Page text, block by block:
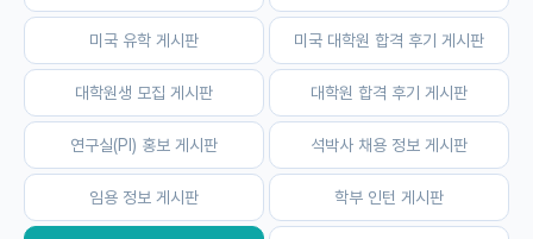
커뮤니티
커뮤니티 홈
전체글보기
베스트 게시판
IF 명예의전당
미국 유학 게시판 미국 대학원 합격 후기 게시판
대학원생 모집 게시판 대학원 합격 후기 게시판
연구실(PI) 홍보 게시판 석박사 채용 정보 게시판
임용 정보 게시판 학부 인턴 게시판